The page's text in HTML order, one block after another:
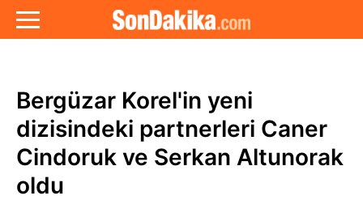
Bergüzar Korel'in yeni
dizisindeki partnerleri Caner
Cindoruk ve Serkan Altunorak
oldu